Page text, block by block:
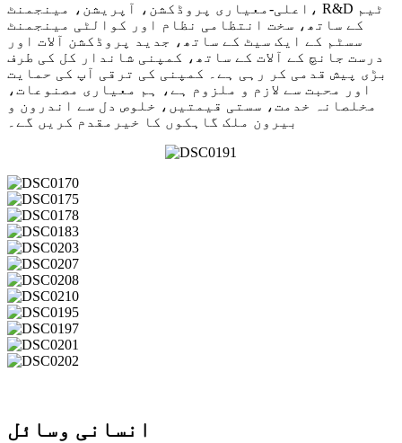
اعلی-معیاری پروڈکشن، آپریشن، مینجمنٹ، R&D ٹیم
کے ساتھ، سخت انتظامی نظام اور کوالٹی مینجمنٹ
سسٹم کے ایک سیٹ کے ساتھ، جدید پروڈکشن آلات اور
درست جانچ کے آلات کے ساتھ، کمپنی شاندار کل کی طرف
بڑی پیش قدمی کر رہی ہے۔ کمپنی کی ترقی آپ کی حمایت
اور محبت سے لازم و ملزوم ہے، ہم معیاری مصنوعات،
مخلصانہ خدمت، سستی قیمتیں، خلوص دل سے اندرون و
بیرون ملک گاہکوں کا خیرمقدم کریں گے۔
انسانی وسائل